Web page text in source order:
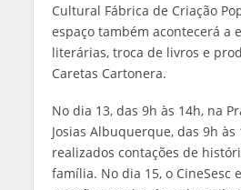
Cultural Fábrica de Criação
espaço também acontecerá a
literárias, troca de livros e
Caretas Cartonera.
No dia 13, das 9h às 14h, na
Josias Albuquerque, das 9h às
realizados contações de
família. No dia 15, o CineSesc